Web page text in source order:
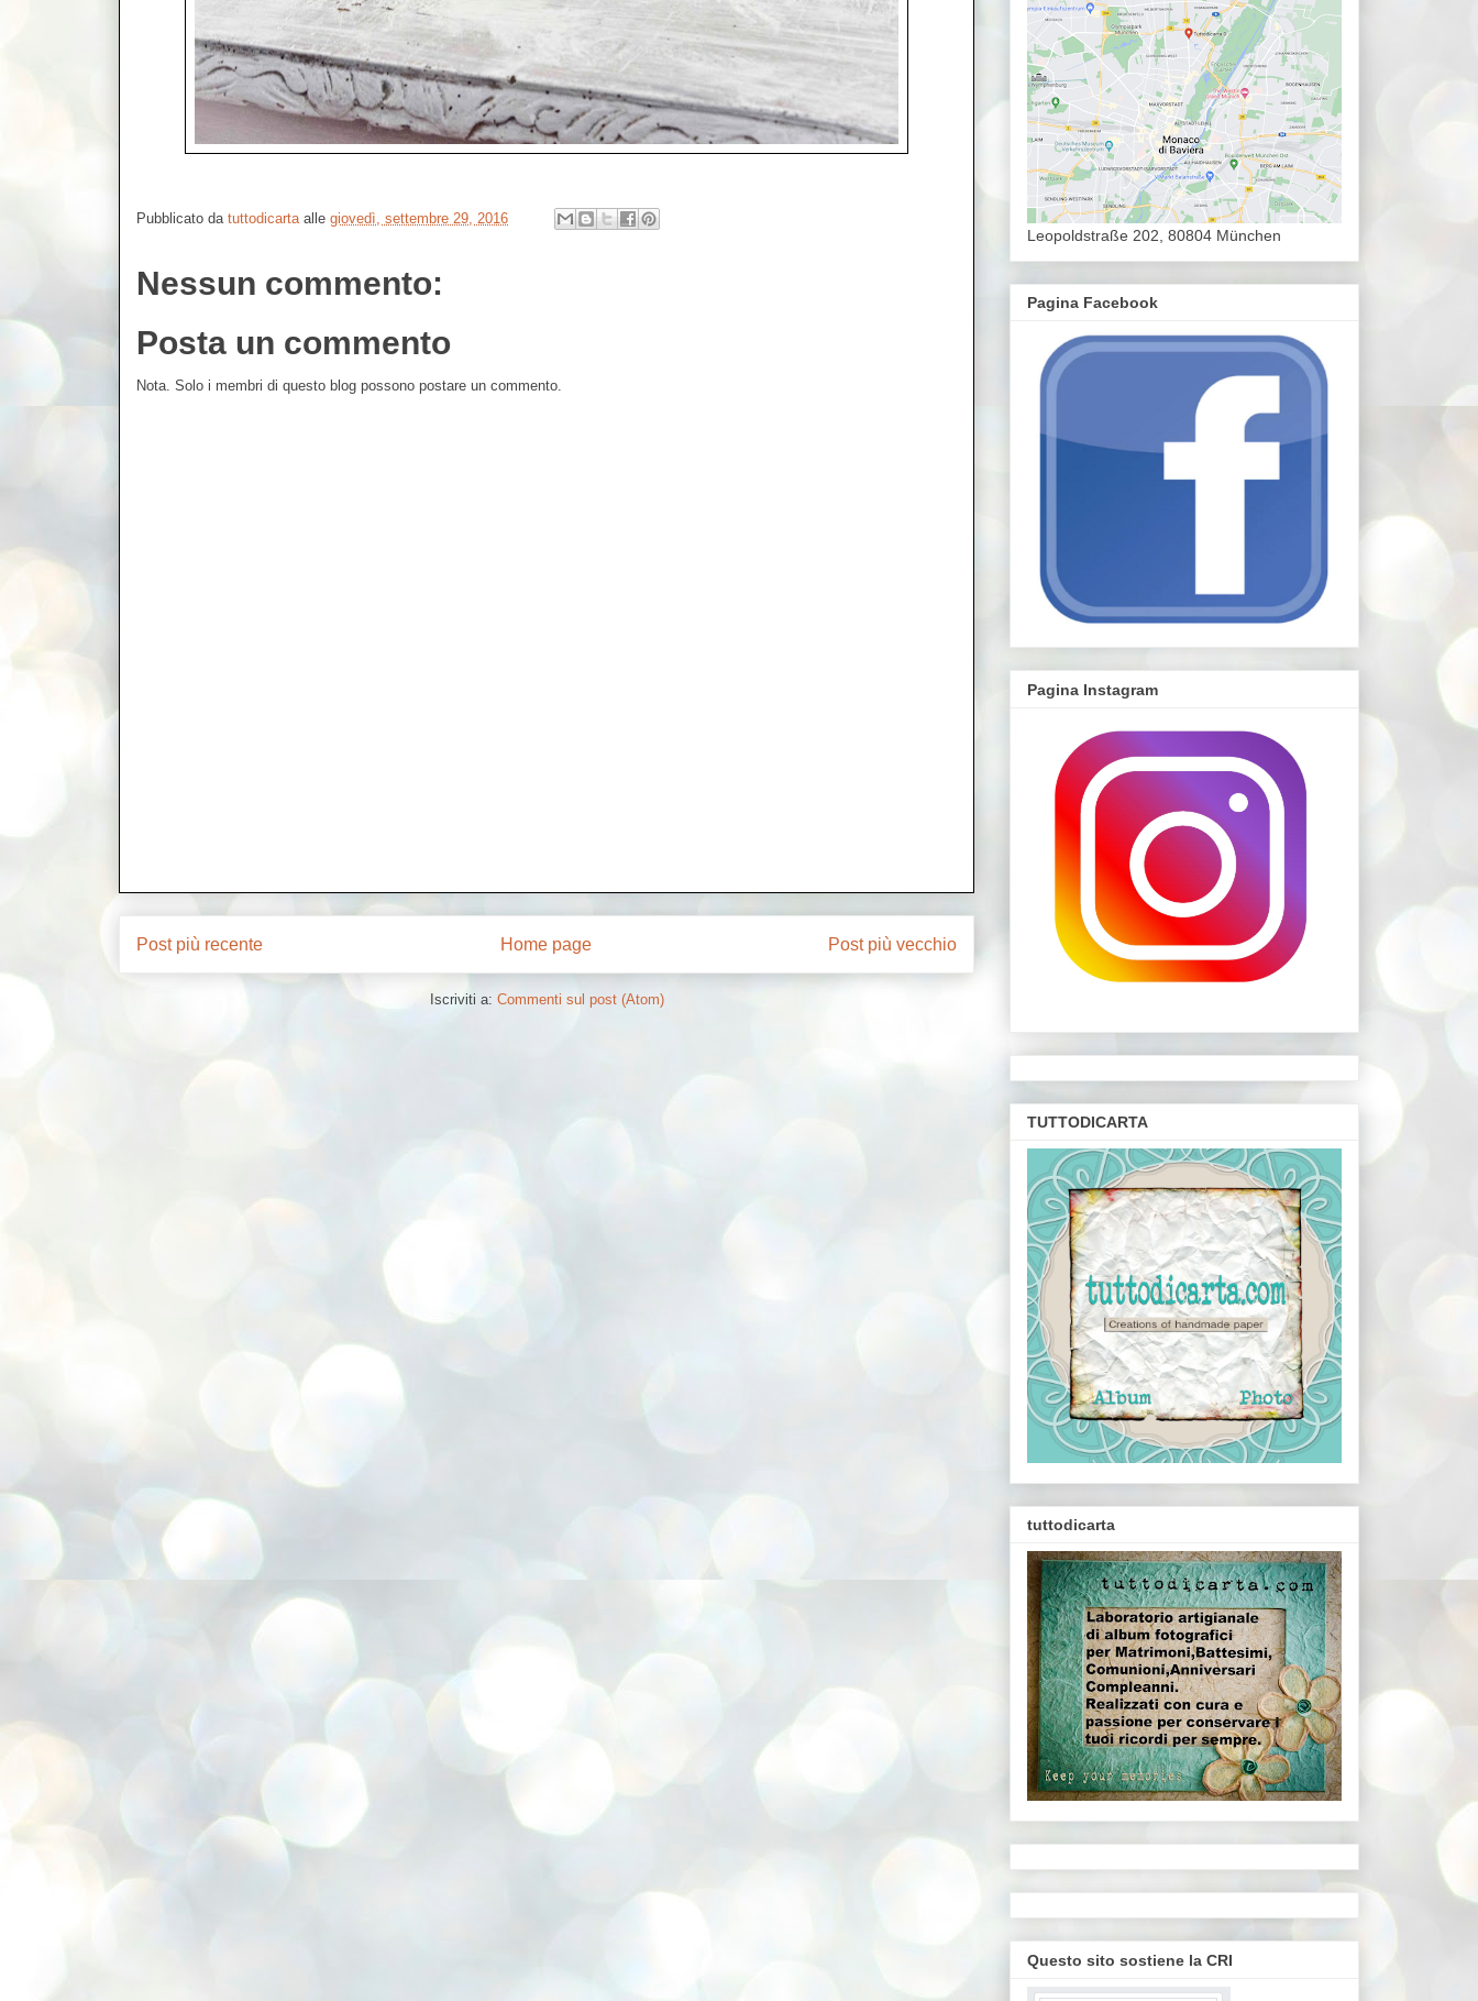
Pubblicato da tuttodicarta alle giovedì, settembre 29, 2016
Nessun commento:
Posta un commento
Nota. Solo i membri di questo blog possono postare un commento.
Post più recente Post più vecchio
Home page
Iscriviti a: Commenti sul post (Atom)
Leopoldstraße 202, 80804 München
Pagina Facebook
Pagina Instagram
TUTTODICARTA
tuttodicarta
Questo sito sostiene la CRI